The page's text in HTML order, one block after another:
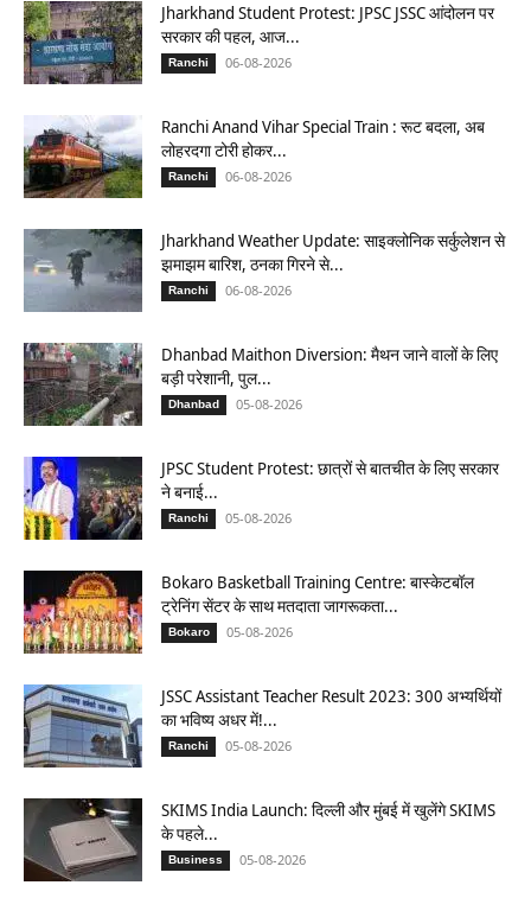
Jharkhand Student Protest: JPSC JSSC आंदोलन पर
सरकार की पहल, आज...
Ranchi 06-08-2026
Ranchi Anand Vihar Special Train : रूट बदला, अब
लोहरदगा टोरी होकर...
Ranchi 06-08-2026
Jharkhand Weather Update: साइक्लोनिक सर्कुलेशन से
झमाझम बारिश, ठनका गिरने से...
Ranchi 06-08-2026
Dhanbad Maithon Diversion: मैथन जाने वालों के लिए
बड़ी परेशानी, पुल...
Dhanbad 05-08-2026
JPSC Student Protest: छात्रों से बातचीत के लिए सरकार
ने बनाई...
Ranchi 05-08-2026
Bokaro Basketball Training Centre: बास्केटबॉल
ट्रेनिंग सेंटर के साथ मतदाता जागरूकता...
Bokaro 05-08-2026
JSSC Assistant Teacher Result 2023: 300 अभ्यर्थियों
का भविष्य अधर में!...
Ranchi 05-08-2026
SKIMS India Launch: दिल्ली और मुंबई में खुलेंगे SKIMS
के पहले...
Business 05-08-2026